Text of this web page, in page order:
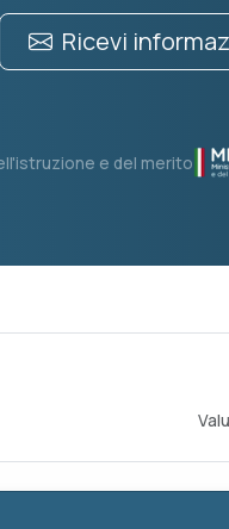
Ricevi
e del merito